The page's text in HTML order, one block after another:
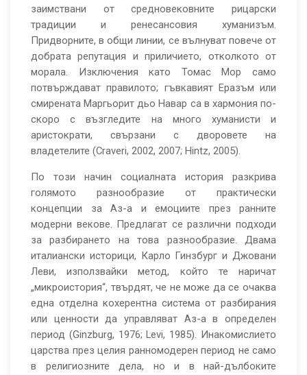
заимствани от средновековните рицарски
традиции и ренесансовия хуманизъм.
Придворните, в общи линии, се вълнуват повече от
добрата репутация и приличието, отколкото от
морала. Изключения като Томас Мор само
потвърждават правилото; гъвкавият Еразъм или
смирената Маргьорит дьо Навар са в хармония по-
скоро с възгледите на много хуманисти и
аристократи, свързани с дворовете на
владетелите (Craveri, 2002, 2007; Hintz, 2005).
По този начин социалната история разкрива
голямото разнообразие от практически
концепции за Аз-а и емоциите през ранните
модерни векове. Предлагат се различни подходи
за разбирането на това разнообразие. Двама
италиански историци, Карло Гинзбург и Джовани
Леви, използвайки метод, който те наричат
„микроистория“, твърдят, че не може да се очаква
една отделна кохерентна система от разбирания
или ценности да управляват Аз-а в определен
период (Ginzburg, 1976; Levi, 1985). Инакомислието
царства през целия ранномодерен период не само
в религиозните дела, но и в най-дълбоките